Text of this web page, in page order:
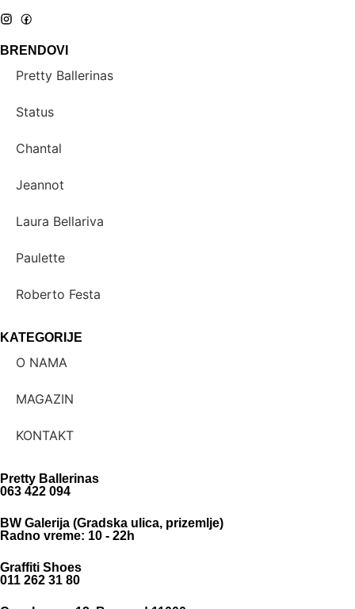
BRENDOVI
Pretty Ballerinas
Status
Chantal
Jeannot
Laura Bellariva
Paulette
Roberto Festa
KATEGORIJE
O NAMA
MAGAZIN
KONTAKT
Pretty Ballerinas
063 422 094
BW Galerija (Gradska ulica, prizemlje)
Radno vreme: 10 - 22h
Graffiti Shoes
011 262 31 80